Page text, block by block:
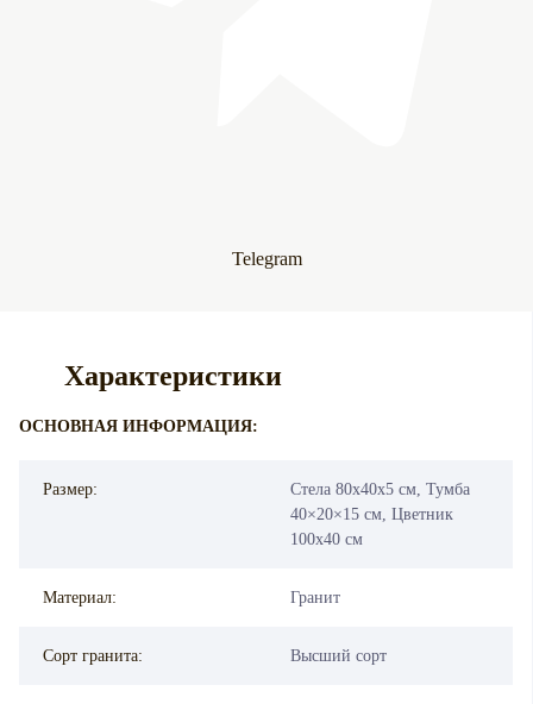
Telegram
Характеристики
ОСНОВНАЯ ИНФОРМАЦИЯ:
Размер:
Стела 80х40х5 см, Тумба
40×20×15 см, Цветник
100х40 см
Материал: Гранит
Сорт гранита: Высший сорт